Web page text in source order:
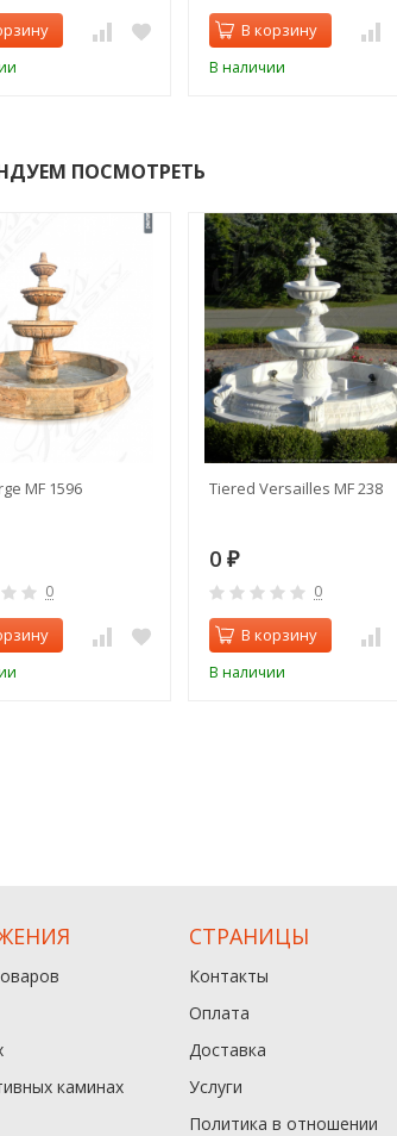
В корзину
В наличии
ПОСМОТРЕТЬ
MF 1596
0
Tiered Versailles MF 238
0 ₽
0
В корзину
В наличии
каминах
СТРАНИЦЫ
Контакты
Оплата
Доставка
Услуги
Политика в отношении